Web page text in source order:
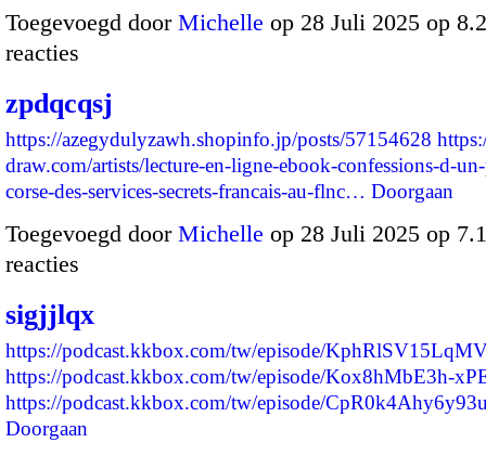
Toegevoegd door Michelle op 28 Juli 2025 op
reacties
zpdqcqsj
https://azegydulyzawh.shopinfo.jp/posts/57154628
draw.com/artists/lecture-en-ligne-ebook-confessions-d-
corse-des-services-secrets-francais-au-flnc… Doorgaan
Toegevoegd door Michelle op 28 Juli 2025 op
reacties
sigjjlqx
https://podcast.kkbox.com/tw/episode/
https://podcast.kkbox.com/tw/episode/Kox8hMbE3h-
https://podcast.kkbox.com/tw/episode/
Doorgaan